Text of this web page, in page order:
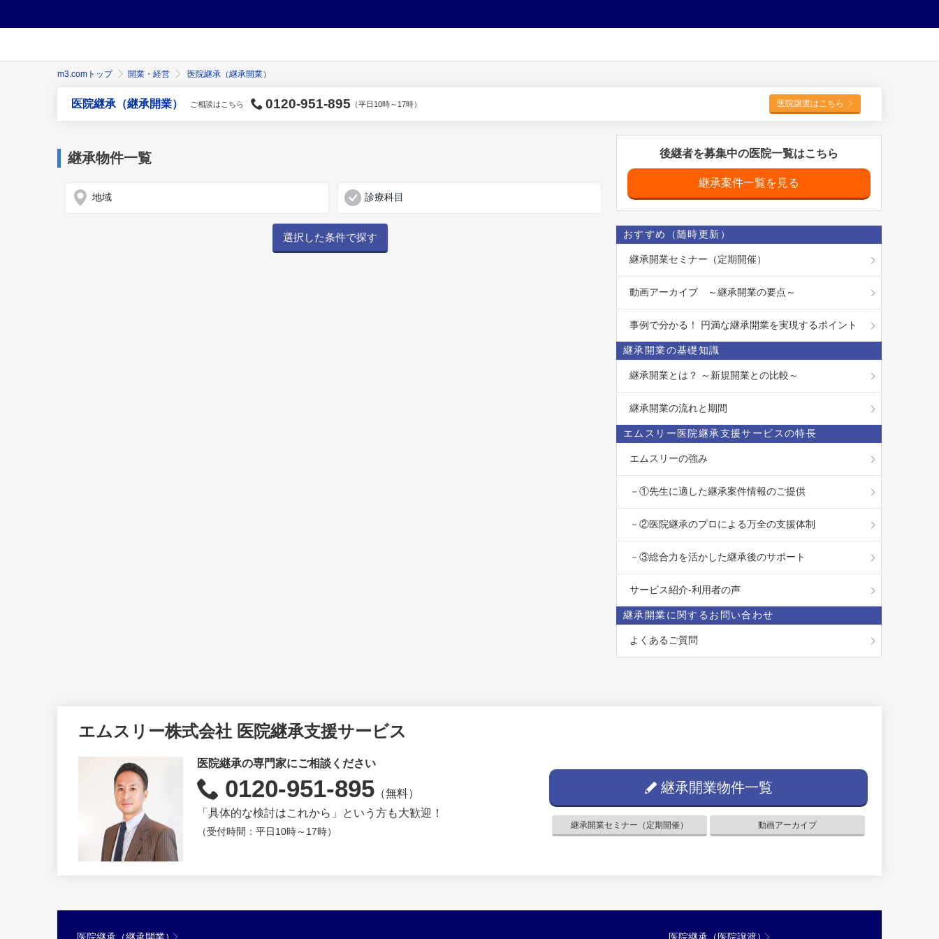
m3.comトップ 開業・経営 医院継承（継承開業）
医院継承（継承開業） ご相談はこちら 0120-951-895 （平日10時～17時） 医院譲渡はこちら
継承物件一覧
地域 診療科目
選択した条件で探す
後継者を募集中の医院一覧はこちら
継承案件一覧を見る
おすすめ（随時更新）
継承開業セミナー（定期開催）
動画アーカイブ ～継承開業の要点～
事例で分かる！ 円満な継承開業を実現するポイント
継承開業の基礎知識
継承開業とは？ ～新規開業との比較～
継承開業の流れと期間
エムスリー医院継承支援サービスの特長
エムスリーの強み
－①先生に適した継承案件情報のご提供
－②医院継承のプロによる万全の支援体制
－③総合力を活かした継承後のサポート
サービス紹介-利用者の声
継承開業に関するお問い合わせ
よくあるご質問
エムスリー株式会社 医院継承支援サービス
医院継承の専門家にご相談ください
0120-951-895 （無料）
「具体的な検討はこれから」という方も大歓迎！
（受付時間：平日10時～17時）
継承開業物件一覧
継承開業セミナー（定期開催） 動画アーカイブ